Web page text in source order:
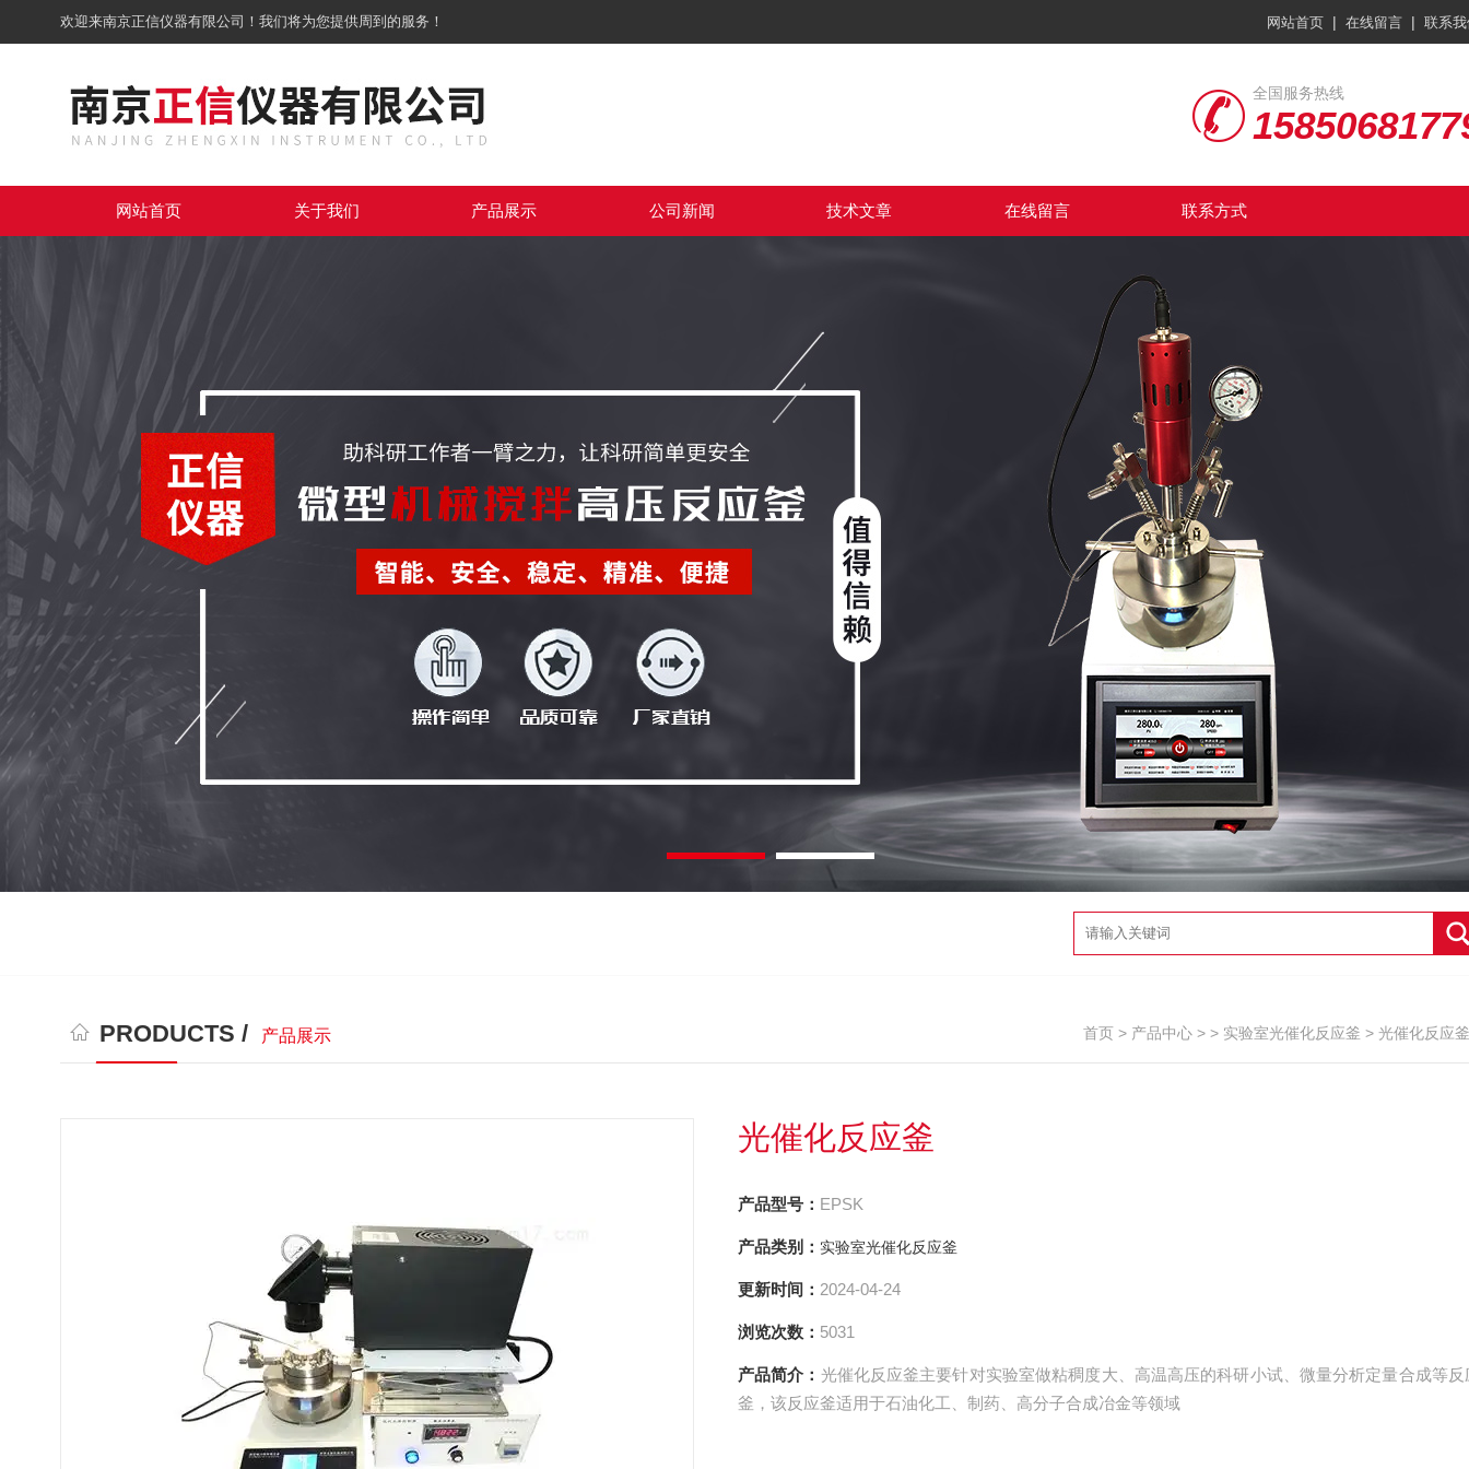
欢迎来南京正信仪器有限公司！我们将为您提供周到的服务！ 网站首页 | 在线留言 | 联系
全国服务热线
网站首页 关于我们 产品展示 公司新闻 技术文章 在线留言 联系方式
PRODUCTS / 产品展示 首页 > 产品中心 > > 实验室光催化反应釜 > 光催化反应釜
光催化反应釜
产品型号： EPSK
产品类别： 实验室光催化反应釜
更新时间： 2024-04-24
浏览次数： 5031
产品简介： 光催化反应釜主要针对实验室做粘稠度大、高温高压的科研小试、微量分析定量合成等反
釜，该反应釜适用于石油化工、制药、高分子合成冶金等领域